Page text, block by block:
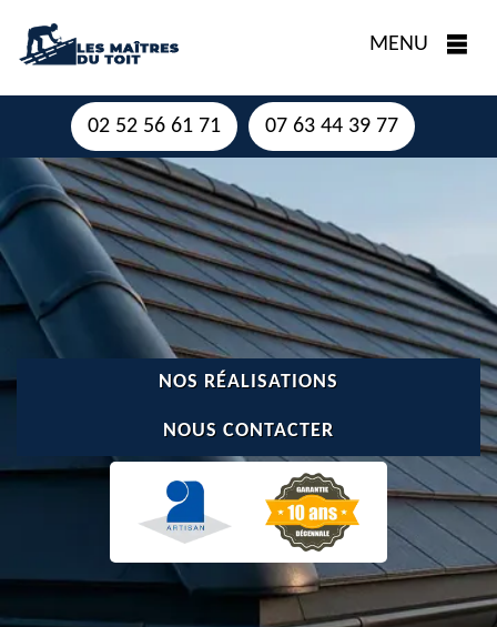
MENU
02 52 56 61 71 07 63 44 39 77
NOS RÉALISATIONS
NOUS CONTACTER